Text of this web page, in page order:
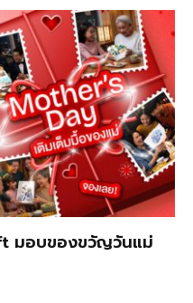
มอบของขวัญวันแม่